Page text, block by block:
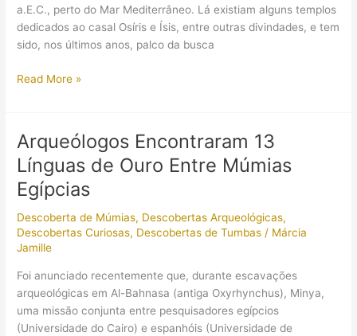
a.E.C., perto do Mar Mediterrâneo. Lá existiam alguns templos
dedicados ao casal Osíris e Ísis, entre outras divindades, e tem
sido, nos últimos anos, palco da busca
Retrato
foi
encontrado
em
antigo
templo
egípcio?
Read More »
Arqueólogos Encontraram 13
Línguas de Ouro Entre Múmias
Egípcias
Descoberta de Múmias, Descobertas Arqueológicas,
Descobertas Curiosas, Descobertas de Tumbas / Márcia
Jamille
Foi anunciado recentemente que, durante escavações
arqueológicas em Al-Bahnasa (antiga Oxyrhynchus), Minya,
uma missão conjunta entre pesquisadores egípcios
(Universidade do Cairo) e espanhóis (Universidade de